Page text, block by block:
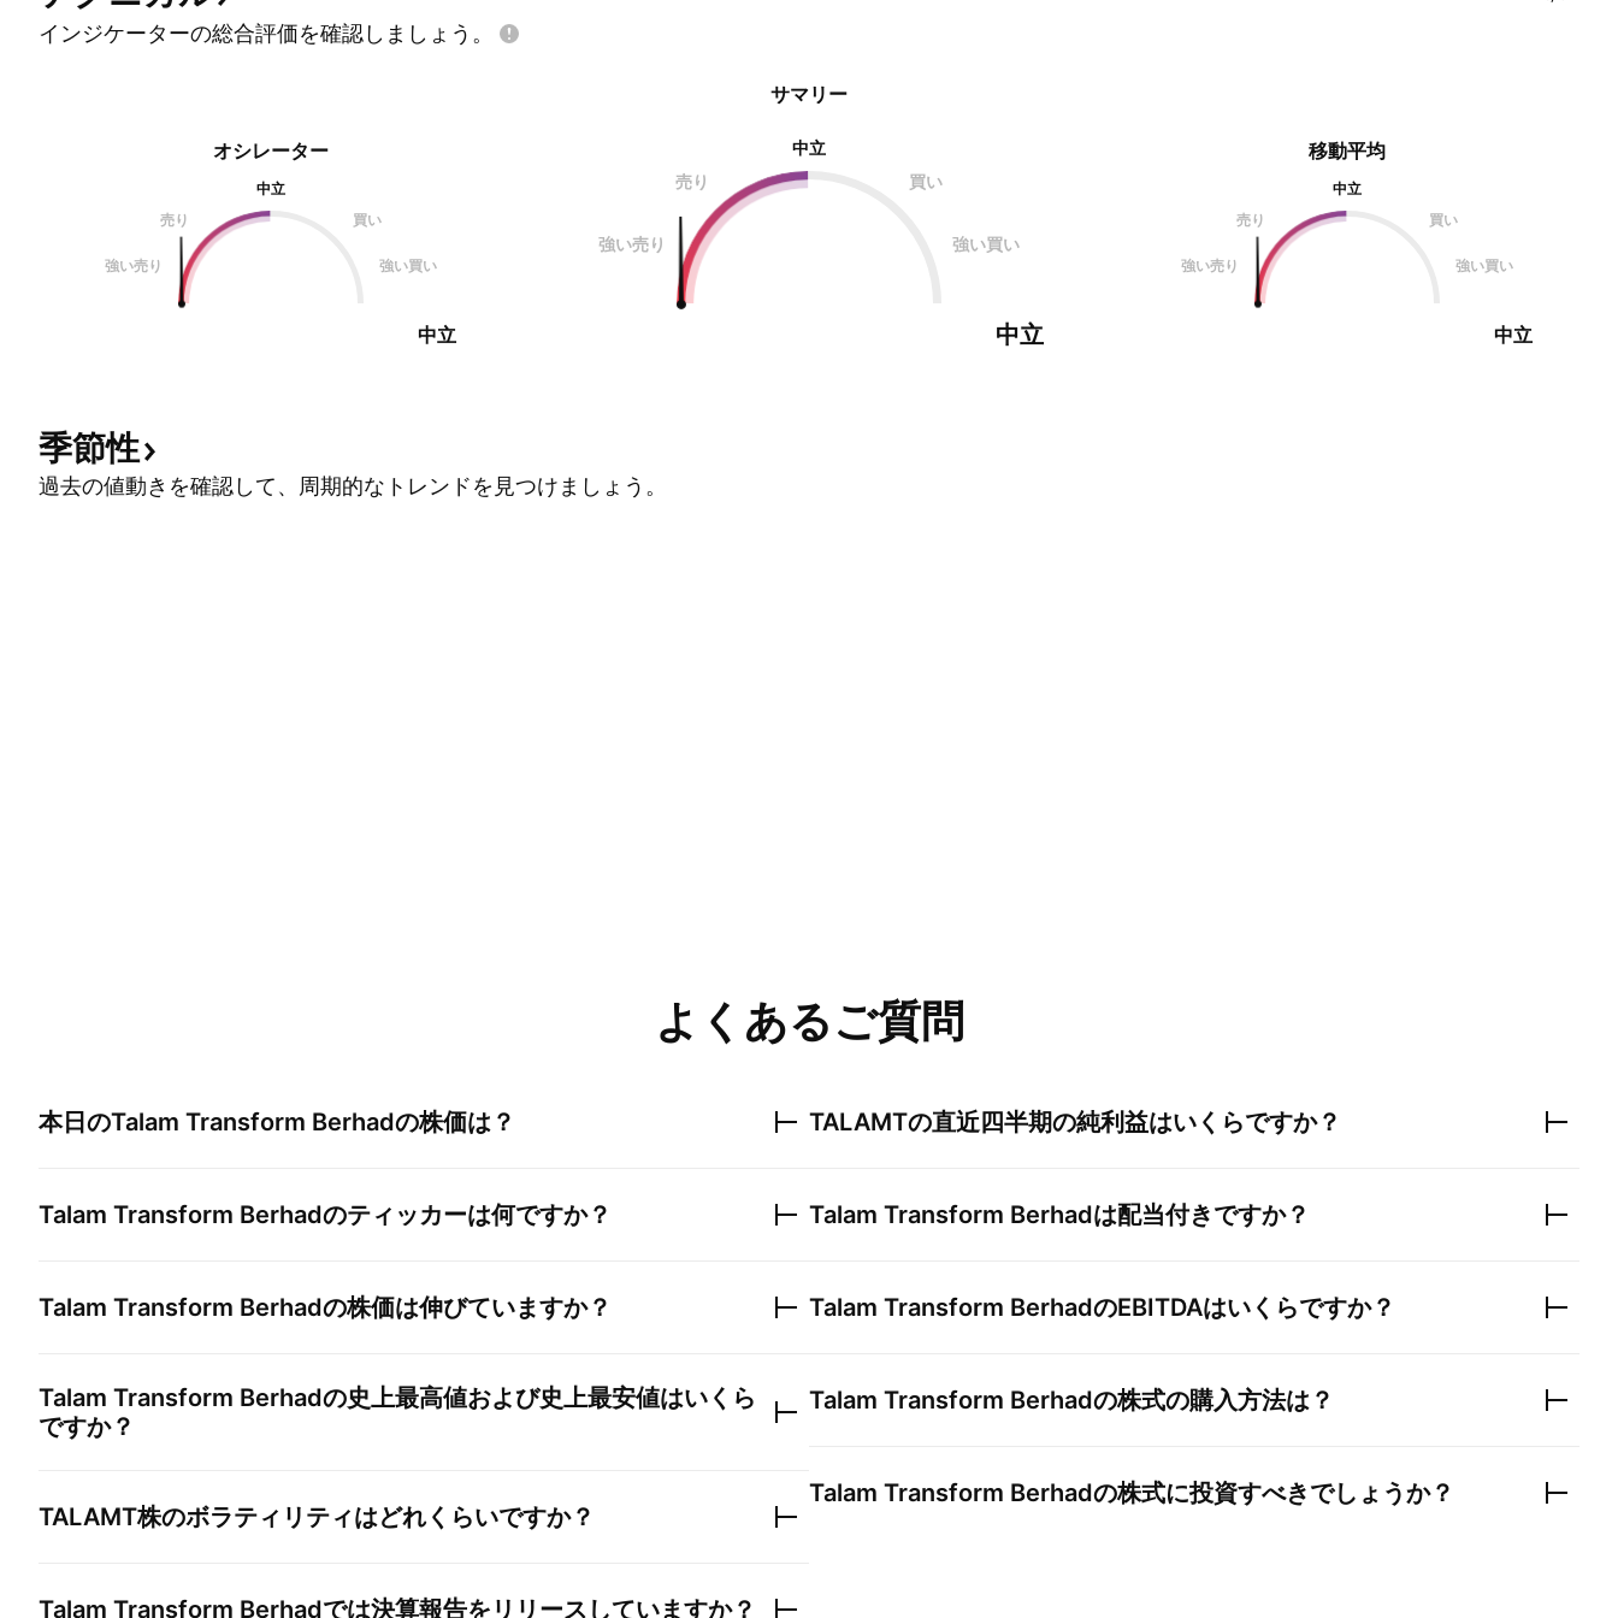
インジケーターの総合評価を確認しましょう。
オシレーター
中立
売り
買い
強い売り 強い買い
中立
サマリー
中立
売り
買い
強い売り 強い買い
中立
移動平均
中立
売り
買い
強い売り 強い買い
中立
季節性
過去の値動きを確認して、周期的なトレンドを見つけましょう。
よくあるご質問
本日のTalam Transform Berhadの株価は？
Talam Transform Berhadのティッカーは何ですか？
Talam Transform Berhadの株価は伸びていますか？
Talam Transform Berhadの史上最高値および史上最安値はいくら
ですか？
TALAMT株のボラティリティはどれくらいですか？
Talam Transform Berhadでは決算報告をリリースしていますか？
TALAMTの直近四半期の純利益はいくらですか？
Talam Transform Berhadは配当付きですか？
Talam Transform BerhadのEBITDAはいくらですか？
Talam Transform Berhadの株式の購入方法は？
Talam Transform Berhadの株式に投資すべきでしょうか？